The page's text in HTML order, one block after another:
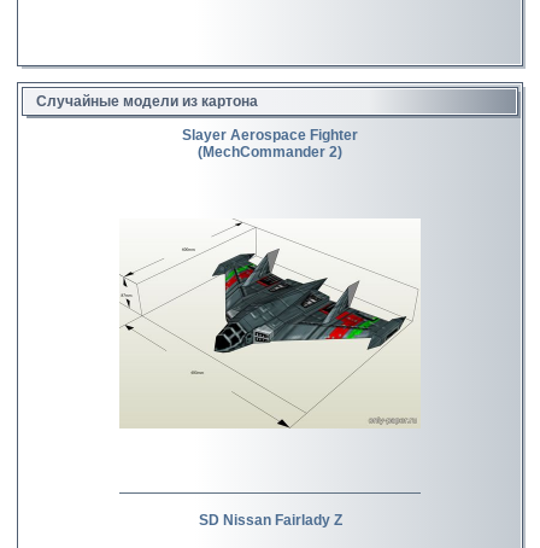
Случайные модели из картона
Slayer Aerospace Fighter
(MechCommander 2)
SD Nissan Fairlady Z